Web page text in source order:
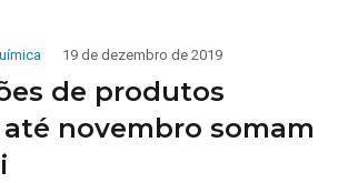
19 de dezembro de 2019
de produtos
novembro somam